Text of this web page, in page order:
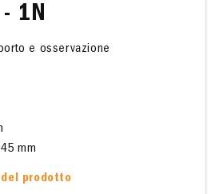
1N
e osservazione
mm
prodotto